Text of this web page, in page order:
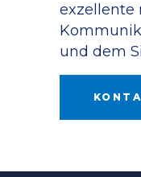
exzellente
und dem